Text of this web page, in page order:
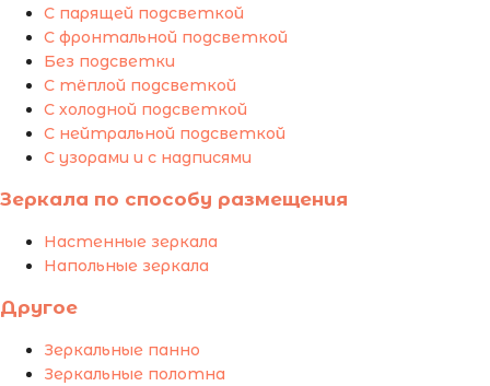
С парящей подсветкой
С фронтальной подсветкой
Без подсветки
С тёплой подсветкой
С холодной подсветкой
С нейтральной подсветкой
С узорами и с надписями
Зеркала по способу размещения
Настенные зеркала
Напольные зеркала
Другое
Зеркальные панно
Зеркальные полотна